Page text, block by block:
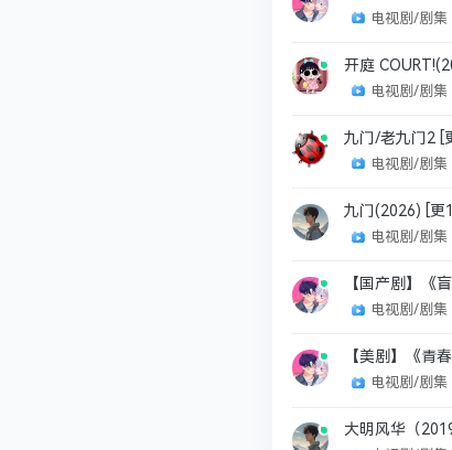
电视剧/剧集
开庭
电视剧/剧集
九门/老九门2 [
电视剧/剧集
九门(2026) [更
电视剧/剧集
【国产剧】《
电视剧/剧集
【美剧】《青
电视剧/剧集
大明风华（